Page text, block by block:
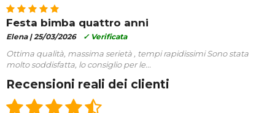
Festa bimba quattro anni
Elena |25/03/2026 ✓ Verificata
Ottima qualità, massima serietà , tempi rapidissimi Sono stata
molto soddisfatta, lo consiglio per le...
Recensioni reali dei clienti